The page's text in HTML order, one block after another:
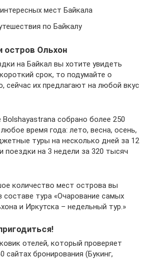
мест Байкала
по Байкалу
остров Ольхон
на Байкал вы хотите увидеть
срок, то подумайте о
сейчас их предлагают на любой вкус
Bolshayastrana собрано более 250
время года: лето, весна, осень,
туры на несколько дней за 12
поездки на 3 недели за 320 тысяч
количество мест острова вы
тура «Очарование самых
и Иркутска – недельный тур.»
отелей, который проверяет
сайтах бронирования (Букинг,